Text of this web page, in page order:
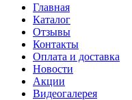
Главная
Каталог
Отзывы
Контакты
Оплата и доставка
Новости
Акции
Видеогалерея